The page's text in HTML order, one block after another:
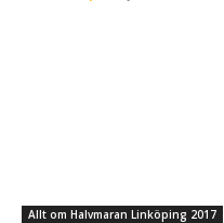
Allt om Halvmaran Linköping 2017